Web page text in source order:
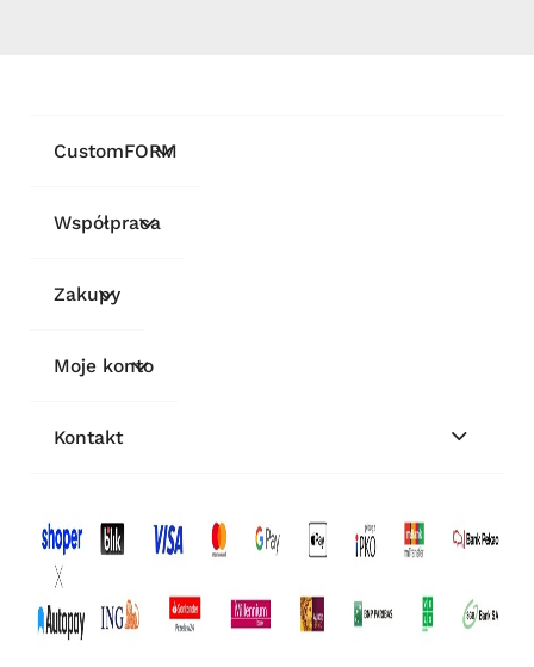
CustomFORM
Współpraca
Zakupy
Moje konto
Kontakt